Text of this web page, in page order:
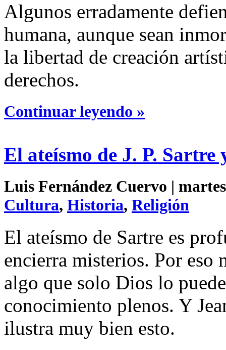
Algunos erradamente
humana, aunque sean
la libertad de creación
derechos.
Continuar leyendo »
El ateísmo de J. P. Sartre
Luis Fernández Cuervo |
Cultura, Historia, Religión
El ateísmo de Sartre es
encierra misterios. Por eso
algo que solo Dios lo
conocimiento plenos. Y
ilustra muy bien esto.